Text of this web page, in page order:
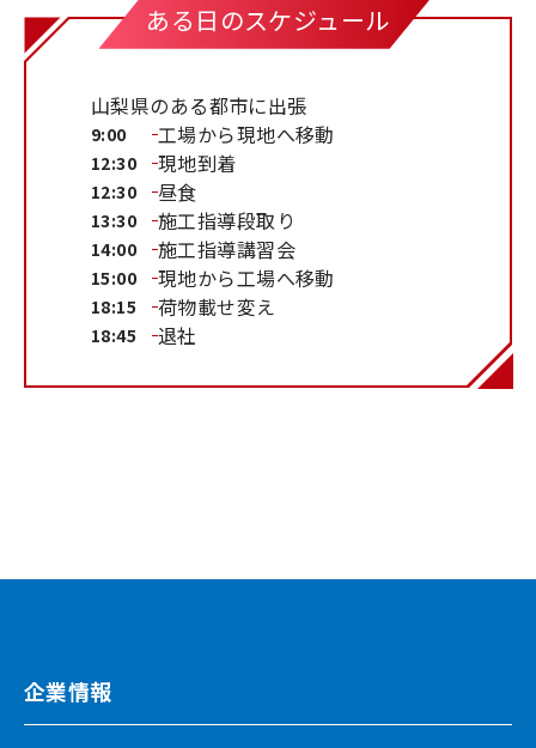
ある日のスケジュール
山梨県のある都市に出張
9:00 工場から現地へ移動
12:30 現地到着
12:30 昼食
13:30 施工指導段取り
14:00 施工指導講習会
15:00 現地から工場へ移動
18:15 荷物載せ変え
18:45 退社
企業情報